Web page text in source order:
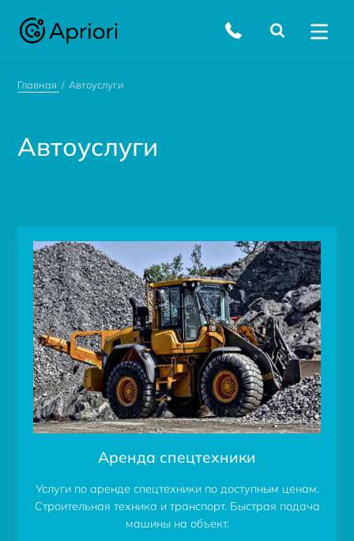
Главная Автоуслуги
Автоуслуги
Аренда спецтехники
Услуги по аренде спецтехники по доступным ценам.
Строительная техника и транспорт. Быстрая подача
машины на объект.